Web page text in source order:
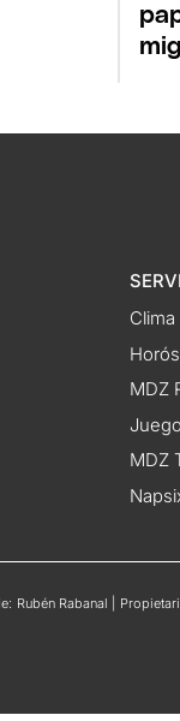
Clima
MDZ
MDZ
Rabanal |